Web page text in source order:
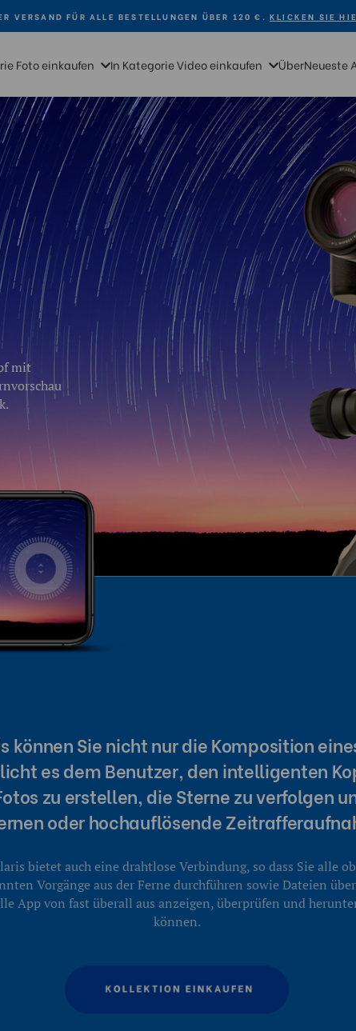
VERSAND FÜR ALLE BESTELLUNGEN ÜBER 120 €.KLICKEN SIE
Foto einkaufen In Kategorie Video einkaufen ÜberNeueste
mit
können Sie nicht nur die Komposition
es dem Benutzer, den intelligenten
zu erstellen, die Sterne zu verfolgen
oder hochauflösende
bietet auch eine drahtlose Verbindung, so dass Sie alle
Vorgänge aus der Ferne durchführen sowie Dateien
App von fast überall aus anzeigen, überprüfen und
können.